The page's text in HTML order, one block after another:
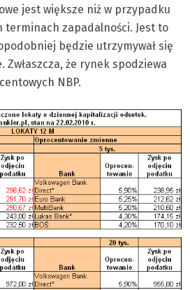
jest większe niż w przypadku
zapadalności. Jest to
będzie utrzymywał się
Zwłaszcza, że rynek spodziewa
NBP.